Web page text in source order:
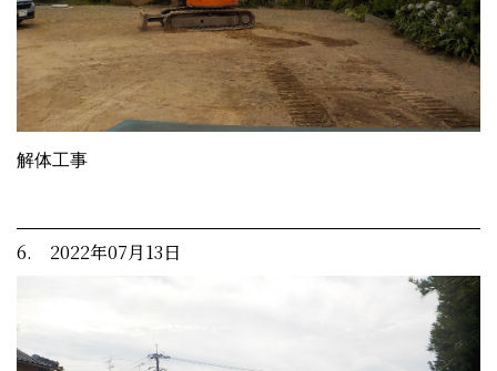
解体工事
6. 2022年07月13日